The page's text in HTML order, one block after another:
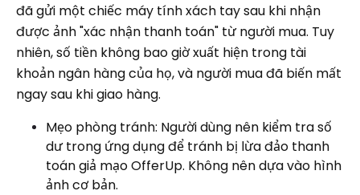
đã gửi một chiếc máy tính xách tay sau khi nhận
được ảnh "xác nhận thanh toán" từ người mua. Tuy
nhiên, số tiền không bao giờ xuất hiện trong tài
khoản ngân hàng của họ, và người mua đã biến mất
ngay sau khi giao hàng.
Mẹo phòng tránh: Người dùng nên kiểm tra số
dư trong ứng dụng để tránh bị lừa đảo thanh
toán giả mạo OfferUp. Không nên dựa vào hình
ảnh cơ bản.